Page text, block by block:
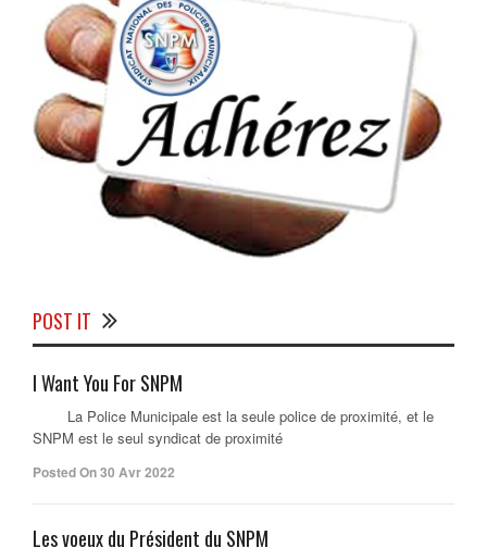
POST IT
I Want You For SNPM
La Police Municipale est la seule police de proximité, et le
SNPM est le seul syndicat de proximité
Posted On 30 Avr 2022
Les voeux du Président du SNPM